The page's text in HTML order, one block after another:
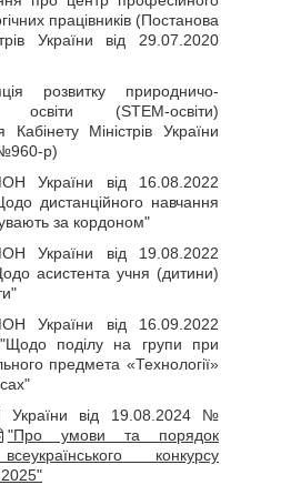
працівників (Постанова
України від 29.07.2020
розвитку природничо-
освіти (STEM-освіти)
Кабінету Міністрів України
р)
України від 16.08.2022
дистанційного навчання
за кордоном"
України від 19.08.2022
асистента учня (дитини)
України від 16.09.2022
поділу на групи при
предмета «Технології»
від 19.08.2024 №
"Про умови та порядок
конкурсу